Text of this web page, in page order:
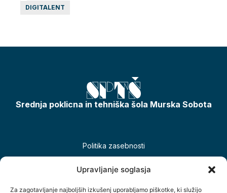
Upravljanje soglasja
Za zagotavljanje najboljših izkušenj uporabljamo piškotke, ki služijo
DIGITALENT
Srednja poklicna in tehniška šola Murska Sobota
Politika zasebnosti
Izjava o dostopnosti